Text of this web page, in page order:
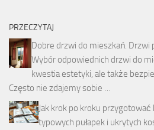
PRZECZYTAJ
Dobre drzwi do mieszkań. Drzwi
Wybór odpowiednich drzwi do
kwestia estetyki, ale także
Często nie zdajemy sobie …
Jak krok po kroku
typowych pułapek i ukrytych